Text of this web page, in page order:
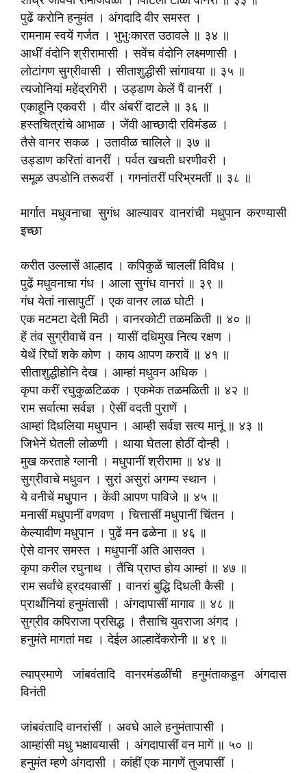
पुढें करोनि हनुमंत । अंगदादि वीर समस्त ।
रामनाम स्वयें गर्जत । भुभुःकारत उठावले ॥ ३४ ॥
आधीं वंदोनि श्रीरामासी । सवेंच वंदोनि लक्ष्मणासी ।
लोटांगण सुग्रीवासी । सीताशुद्धीसी सांगावया ॥ ३५ ॥
त्यजोनियां महेंद्रगिरी । उड्डाण केलें पैं वानरीं ।
एकाहूनि एकवरी । वीर अंबरीं दाटले ॥ ३६ ॥
हस्तचित्रांचे आभाळ । जेंवी आच्छादी रविमंडळ ।
तैसे वानर सकळ । उतावीळ चालिले ॥ ३७ ॥
उड्डाण करितां वानरीं । पर्वत खचती धरणीवरी ।
समूळ उपडोनि तरूवरीं । गगनांतरीं परिभ्रमतीं ॥ ३८ ॥
मार्गात मधुवनाचा सुगंध आल्यावर वानरांची मधुपान करण्यासी
इच्छा
करीत उल्लासें आल्हाद । कपिकुळें चाललीं विविध ।
पुढें मधुवनाचा गंध । आला सुगंध वानरां ॥ ३९ ॥
गंध येतां नासापुटीं । एक वानर लाळ घोटी ।
एक मटमटा देती मिठी । वानरकोटी तळमळिती ॥ ४० ॥
हें तंव सुग्रीवाचें वन । यासीं दधिमुख नित्य रक्षण ।
येथें रिघों शके कोण । काय आपण करावें ॥ ४१ ॥
सीताशुद्धीहोनि देख । आम्हां मधुवन अधिक ।
कृपा करीं रघुकुळटिळक । एकमेक तळमळिती ॥ ४२ ॥
राम सर्वात्मा सर्वज्ञ । ऐसीं वदती पुराणें ।
आम्हां दिधलिया मधुपान । आम्ही सर्वज्ञ सत्य मानूं ॥ ४३ ॥
जिभेनें घेतली लोळणी । थाया घेतला होठीं दोन्ही ।
मुख करताहे ग्लानी । मधुपानीं श्रीरामा ॥ ४४ ॥
सुग्रीवाचे मधुवन । सुरां असुरां अगम्य स्थान ।
ये वनीचें मधुपान । केंवी आपण पाविजे ॥ ४५ ॥
मनासीं मधुपानीं वणवण । चित्तासीं मधुपानीं चिंतन ।
केल्यावीण मधुपान । पुढें मन ढळेना ॥ ४६ ॥
ऐसे वानर समस्त । मधुपानीं अति आसक्त ।
कृपा करील रघुनाथ । तैंचि प्राप्त होय आम्हां ॥ ४७ ॥
राम सर्वांचे ह्रदयवासीं । वानरां बुद्धि दिधली कैसी ।
प्रार्थोनियां हनुमंतासी । अंगदापासीं मागाव ॥ ४८ ॥
सुग्रीव कपिराजा प्रसिद्ध । तैसाचि युवराजा अंगद ।
हनुमंते मागतां मद्य । देईल आल्हादेंकरोनी ॥ ४९ ॥
त्याप्रमाणे जांबवंतादि वानरमंडळींची हनुमंताकडून अंगदास
विनंती
जांबवंतादि वानरांसीं । अवघे आले हनुमंतापासी ।
आम्हांसी मधु भक्षावयासी । अंगदापासीं वन मागें ॥ ५० ॥
हनुमंत म्हणे अंगदासी । कांहीं एक मागणें तुजपासीं ।